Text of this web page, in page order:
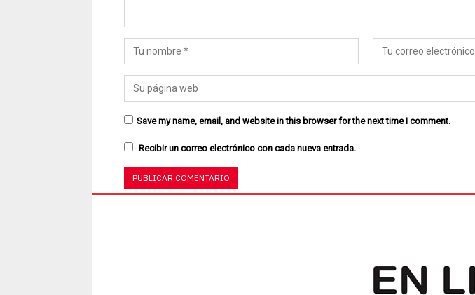
Save my name, email, and website in this browser for the next time I comment.
Recibir un correo electrónico con cada nueva entrada.